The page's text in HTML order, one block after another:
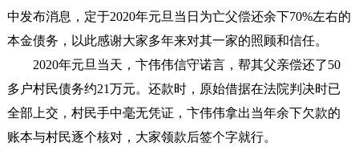
中发布消息，定于2020年元旦当日为亡父偿还余下70%左右的
本金债务，以此感谢大家多年来对其一家的照顾和信任。
2020年元旦当天，卞伟伟信守诺言，帮其父亲偿还了50
多户村民债务约21万元。还款时，原始借据在法院判决时已
全部上交，村民手中毫无凭证，卞伟伟拿出当年余下欠款的
账本与村民逐个核对，大家领款后签个字就行。